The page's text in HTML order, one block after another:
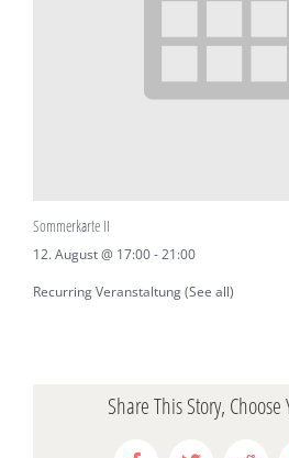
Sommerkarte II
12. August @ 17:00-21:00
Recurring Veranstaltung(See all)
Share This Story,